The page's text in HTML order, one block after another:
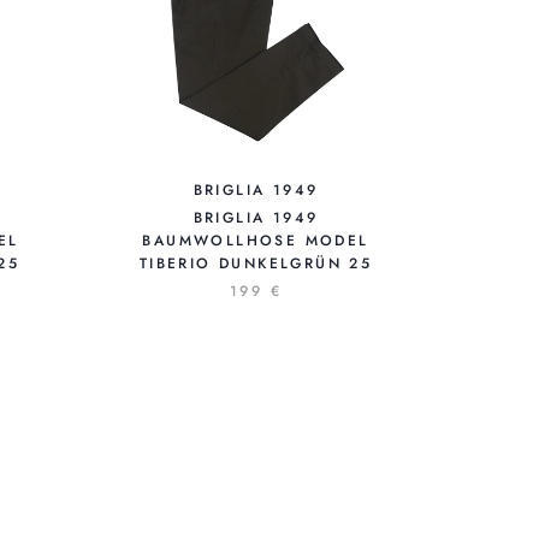
BRIGLIA 1949
BRIGLIA 1949
BAUMWOLLHOSE MODEL
TIBERIO DUNKELGRÜN 25
199 €